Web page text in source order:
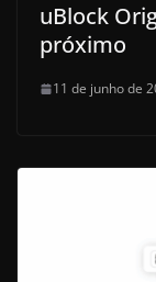
uBlock
próximo
11 de junho de